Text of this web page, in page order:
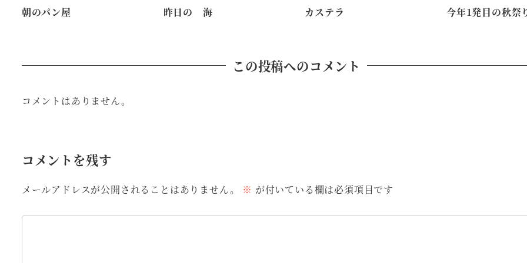
朝のパン屋 昨日の 海 カステラ 今年1発目の秋祭
この投稿へのコメント
コメントはありません。
コメントを残す
メールアドレスが公開されることはありません。 ※ が付いている欄は必須項目です